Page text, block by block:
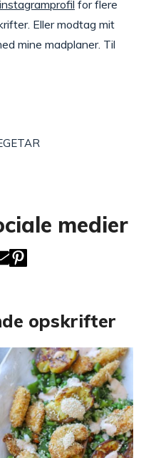
for flere
Eller modtag mit
mine madplaner. Til
medier
opskrifter